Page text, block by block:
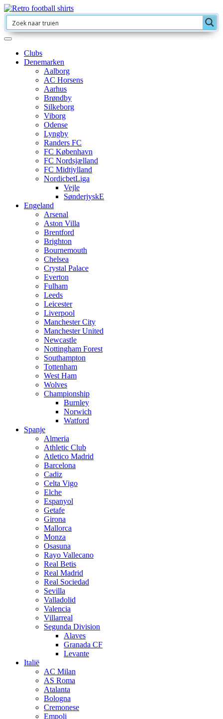
Clubs
Denemarken
Aalborg
AC Horsens
Aarhus
Brøndby
Silkeborg
Viborg
Odense
Lyngby
Randers FC
FC København
FC Nordsjælland
FC Midtjylland
NordicbetLiga
Vejle
SønderjyskE
Engeland
Arsenal
Aston Villa
Brentford
Brighton
Bournemouth
Chelsea
Crystal Palace
Everton
Fulham
Leeds
Leicester
Liverpool
Manchester City
Manchester United
Newcastle
Nottingham Forest
Southampton
Tottenham
West Ham
Wolves
Championship
Burnley
Norwich
Watford
Spanje
Almeria
Athletic Club
Atletico Madrid
Barcelona
Cadiz
Celta Vigo
Elche
Espanyol
Getafe
Girona
Mallorca
Monza
Osasuna
Rayo Vallecano
Real Betis
Real Madrid
Real Sociedad
Sevilla
Valladolid
Valencia
Villarreal
Segunda Division
Alaves
Granada CF
Levante
Italië
AC Milan
AS Roma
Atalanta
Bologna
Cremonese
Empoli